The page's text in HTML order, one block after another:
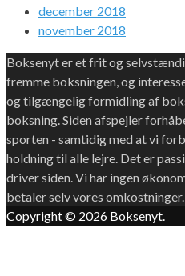
december 2018
november 2018
Boksenyt er et frit og
fremme boksningen, og
og tilgængelig formidling af
boksning. Siden afspejler
sporten - samtidig med at vi
holdning til alle lejre. Det er
driver siden. Vi har ingen
betaler selv vores omkostninger.
Copyright © 2026 Boksenyt.